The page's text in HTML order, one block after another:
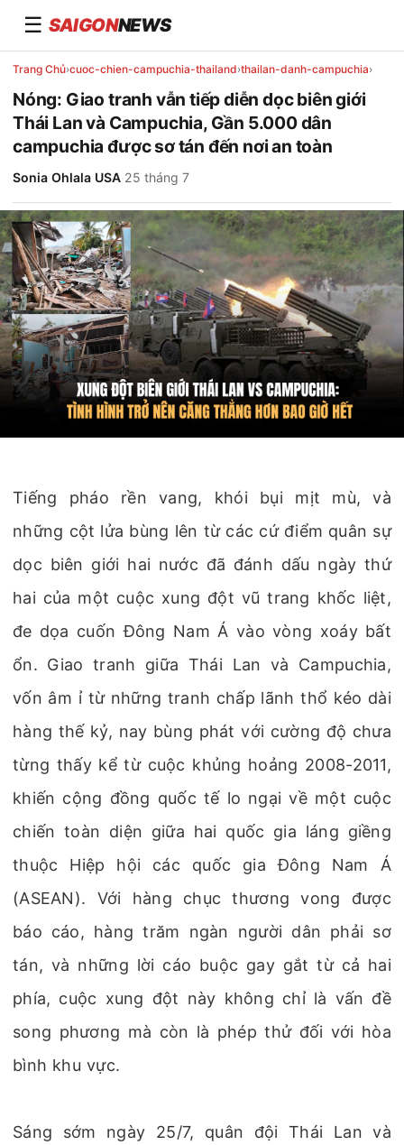
☰ SAIGONNEWS
Trang Chủ›cuoc-chien-campuchia-thailand›thailan-danh-campuchia›
Nóng: Giao tranh vẫn tiếp diễn dọc biên giới
Thái Lan và Campuchia, Gần 5.000 dân
campuchia được sơ tán đến nơi an toàn
Sonia Ohlala USA·25 tháng 7
Tiếng pháo rền vang, khói bụi mịt mù, và
những cột lửa bùng lên từ các cứ điểm quân sự
dọc biên giới hai nước đã đánh dấu ngày thứ
hai của một cuộc xung đột vũ trang khốc liệt,
đe dọa cuốn Đông Nam Á vào vòng xoáy bất
ổn. Giao tranh giữa Thái Lan và Campuchia,
vốn âm ỉ từ những tranh chấp lãnh thổ kéo dài
hàng thế kỷ, nay bùng phát với cường độ chưa
từng thấy kể từ cuộc khủng hoảng 2008-2011,
khiến cộng đồng quốc tế lo ngại về một cuộc
chiến toàn diện giữa hai quốc gia láng giềng
thuộc Hiệp hội các quốc gia Đông Nam Á
(ASEAN). Với hàng chục thương vong được
báo cáo, hàng trăm ngàn người dân phải sơ
tán, và những lời cáo buộc gay gắt từ cả hai
phía, cuộc xung đột này không chỉ là vấn đề
song phương mà còn là phép thử đối với hòa
bình khu vực.
Sáng sớm ngày 25/7, quân đội Thái Lan và